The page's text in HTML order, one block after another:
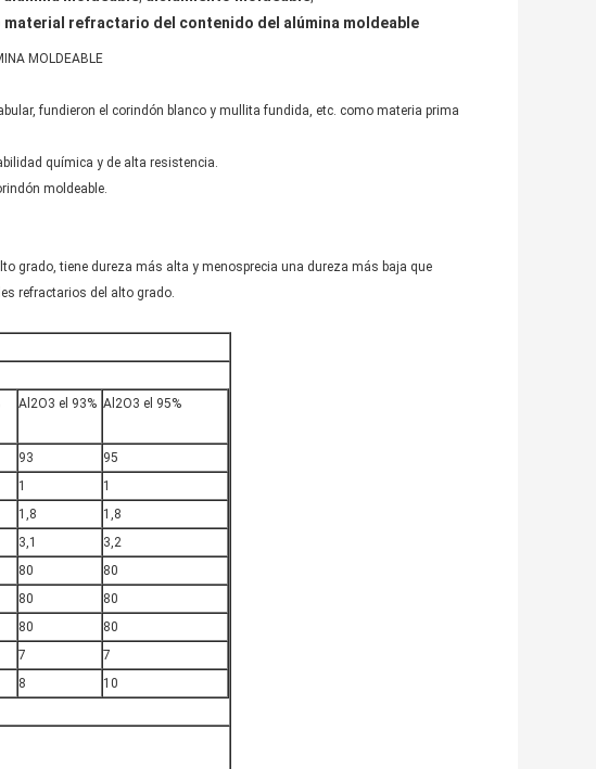
material refractario del contenido del alúmina moldeable
MOLDEABLE
fundieron el corindón blanco y mullita fundida, etc. como materia prima
química y de alta resistencia.
moldeable.
grado, tiene dureza más alta y menosprecia una dureza más baja que
refractarios del alto grado.
Al2O3 el 93% Al2O3 el 95%
93
95
1
1
1,8
1,8
3,1
3,2
80
80
80
80
80
80
7
7
8 10